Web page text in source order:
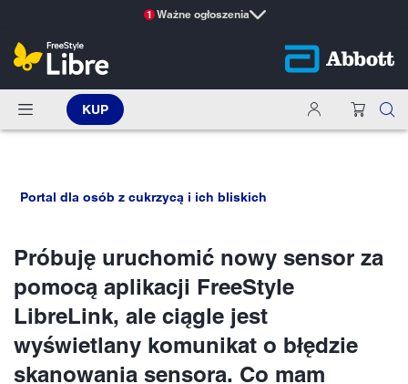
1 Ważne ogłoszenia
KUP
Portal dla osób z cukrzycą i ich bliskich
Próbuję uruchomić nowy sensor za
pomocą aplikacji FreeStyle
LibreLink, ale ciągle jest
wyświetlany komunikat o błędzie
skanowania sensora. Co mam